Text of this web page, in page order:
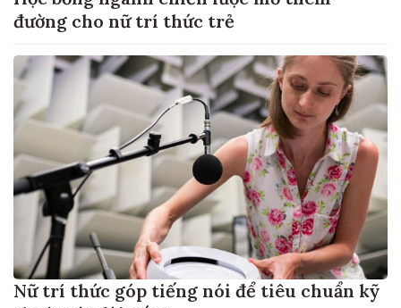
đường cho nữ trí thức trẻ
Nữ trí thức góp tiếng nói để tiêu chuẩn kỹ